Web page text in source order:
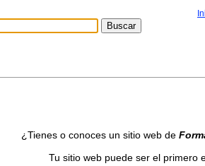
¿Tienes o conoces un sitio web de
Tu sitio web puede ser el primero